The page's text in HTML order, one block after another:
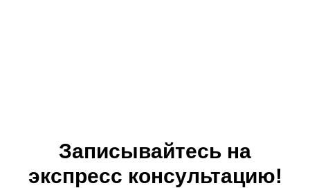
Записывайтесь на
экспресс консультацию!